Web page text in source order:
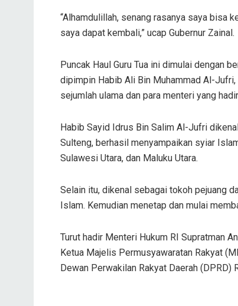
“Alhamdulillah, senang rasanya saya bisa
saya dapat kembali,” ucap Gubernur Zainal.
Puncak Haul Guru Tua ini dimulai dengan
dipimpin Habib Ali Bin Muhammad Al-Jufri,
sejumlah ulama dan para menteri yang
Habib Sayid Idrus Bin Salim Al-Jufri
Sulteng, berhasil menyampaikan syiar
Sulawesi Utara, dan Maluku Utara.
Selain itu, dikenal sebagai tokoh pejuang
Islam. Kemudian menetap dan mulai
Turut hadir Menteri Hukum RI Supratman
Ketua Majelis Permusyawaratan Rakyat
Dewan Perwakilan Rakyat Daerah (DPRD)